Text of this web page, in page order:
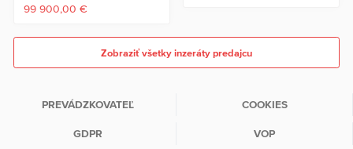
99 900,00 €
Zobraziť všetky inzeráty predajcu
PREVÁDZKOVATEĽ COOKIES
GDPR VOP